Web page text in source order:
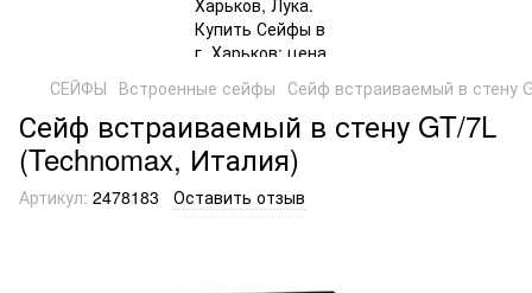
СЕЙФЫ Встроенные сейфы Сейф встраиваемый в стену
Сейф встраиваемый в стену GT/7L
(Technomax, Италия)
Артикул: 2478183 Оставить отзыв